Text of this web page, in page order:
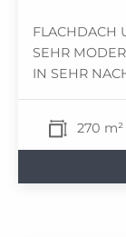
FLACHDACH
SEHR
IN SEHR
270 m²